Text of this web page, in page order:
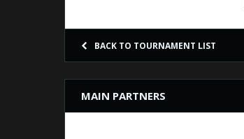
BACK TO TOURNAMENT LIST
MAIN PARTNERS